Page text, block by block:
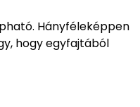
Hányféleképpen
hogy egyfajtából